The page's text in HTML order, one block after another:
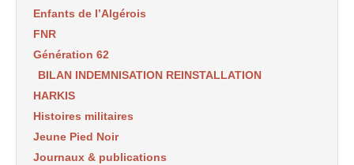
Enfants de l’Algérois
FNR
Génération 62
BILAN INDEMNISATION REINSTALLATION
HARKIS
Histoires militaires
Jeune Pied Noir
Journaux & publications